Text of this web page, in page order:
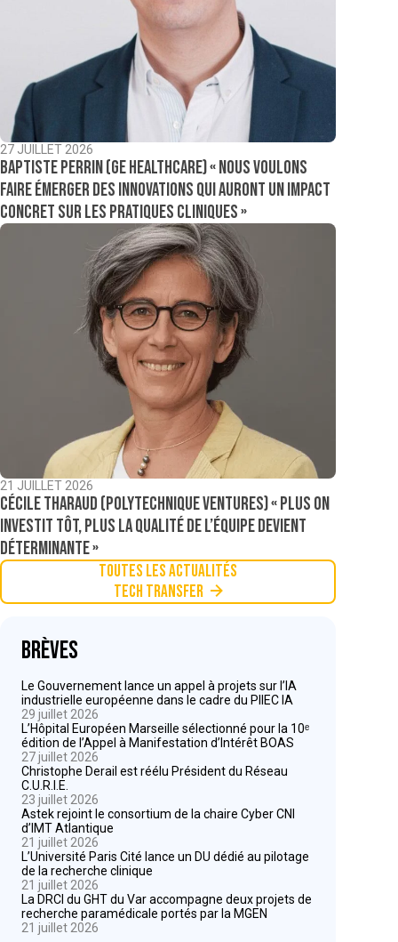
27 JUILLET 2026
Baptiste Perrin (GE Healthcare) « Nous voulons
faire émerger des innovations qui auront un impact
concret sur les pratiques cliniques »
21 JUILLET 2026
Cécile Tharaud (Polytechnique Ventures) « Plus on
investit tôt, plus la qualité de l’équipe devient
déterminante »
Toutes les actualités
Tech Transfer
Brèves
Le Gouvernement lance un appel à projets sur l’IA
industrielle européenne dans le cadre du PIIEC IA
29 juillet 2026
L’Hôpital Européen Marseille sélectionné pour la 10ᵉ
édition de l’Appel à Manifestation d’Intérêt BOAS
27 juillet 2026
Christophe Derail est réélu Président du Réseau
C.U.R.I.E.
23 juillet 2026
Astek rejoint le consortium de la chaire Cyber CNI
d’IMT Atlantique
21 juillet 2026
L’Université Paris Cité lance un DU dédié au pilotage
de la recherche clinique
21 juillet 2026
La DRCI du GHT du Var accompagne deux projets de
recherche paramédicale portés par la MGEN
21 juillet 2026